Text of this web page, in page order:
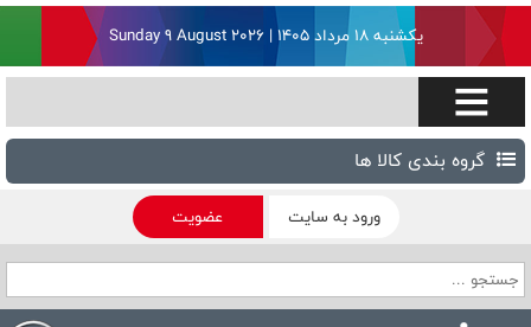
یکشنبه ۱۸ مرداد ۱۴۰۵ | Sunday 9 August 2026
گروه بندی کالا ها
ورود به سایت عضویت